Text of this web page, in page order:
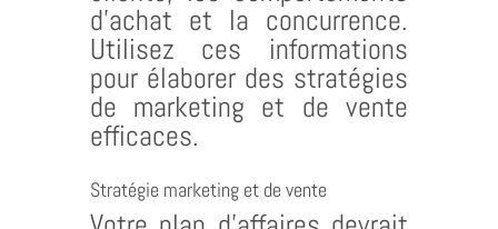
d’achat et la concurrence.
Utilisez ces informations
pour élaborer des stratégies
de marketing et de vente
efficaces.
Stratégie marketing et de vente